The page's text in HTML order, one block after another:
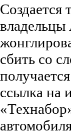
Создается
владельцы
сбить со
ссылка на